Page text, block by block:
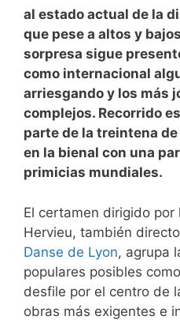
al estado actual de la
que pese a altos y
sorpresa sigue
como internacional
arriesgando y los más
complejos. Recorrido
parte de la treintena
en la bienal con una
primicias mundiales.
El certamen dirigido por
Hervieu, también
Danse de Lyon, agrupa
populares posibles
desfile por el centro de
obras más exigentes e